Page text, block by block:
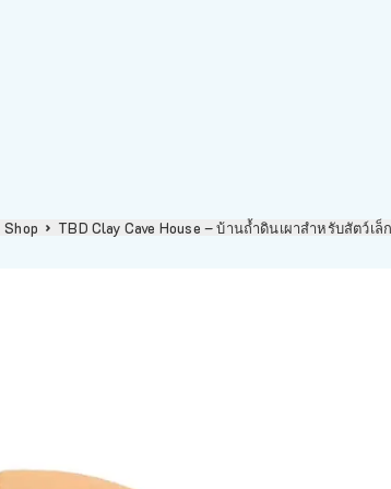
Shop TBD Clay Cave House – บ้านถ้ำดินเผาสำหรับสัตว์เ